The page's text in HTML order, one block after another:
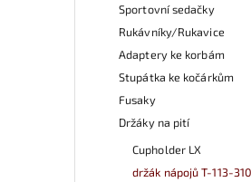
Sportovní sedačky
Rukávníky/Rukavice
Adaptery ke korbám
Stupátka ke kočárkům
Fusaky
Držáky na pití
Cupholder LX
držák nápojů T-113-310